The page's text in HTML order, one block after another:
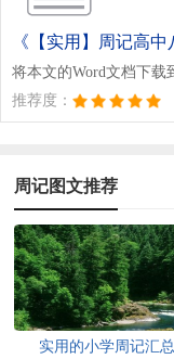
《【实用】周记高中
将本文的Word文档下载
推荐度：
周记图文推荐
实用的小学周记汇